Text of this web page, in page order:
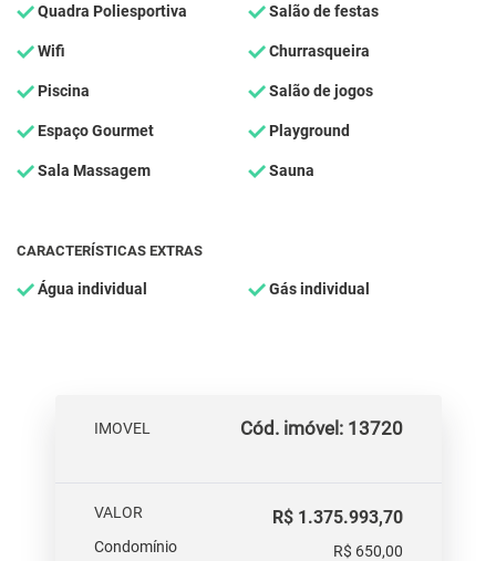
Quadra Poliesportiva Salão de festas
Wifi Churrasqueira
Piscina Salão de jogos
Espaço Gourmet Playground
Sala Massagem Sauna
CARACTERÍSTICAS EXTRAS
Água individual Gás individual
IMOVEL Cód. imóvel: 13720
VALOR R$ 1.375.993,70
Condomínio R$ 650,00